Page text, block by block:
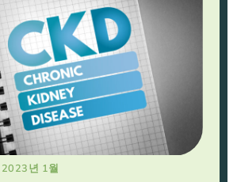
2023년 1월